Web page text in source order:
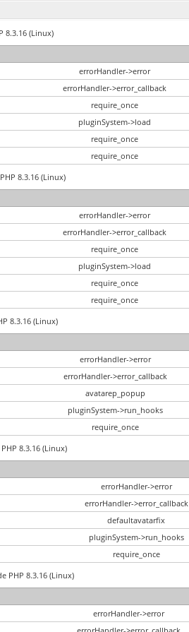
8.3.16 (Linux)
errorHandler->error
errorHandler->error_callback
require_once
pluginSystem->load
require_once
require_once
8.3.16 (Linux)
errorHandler->error
errorHandler->error_callback
require_once
pluginSystem->load
require_once
require_once
8.3.16 (Linux)
errorHandler->error
errorHandler->error_callback
avatarep_popup
pluginSystem->run_hooks
require_once
8.3.16 (Linux)
errorHandler->error
errorHandler->error_callback
defaultavatarfix
pluginSystem->run_hooks
require_once
PHP 8.3.16 (Linux)
errorHandler->error